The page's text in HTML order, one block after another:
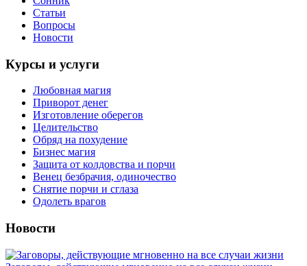
Статьи
Вопросы
Новости
Курсы и услуги
Любовная магия
Приворот денег
Изготовление оберегов
Целительство
Обряд на похудение
Бизнес магия
Защита от колдовства и порчи
Венец безбрачия, одиночество
Снятие порчи и сглаза
Одолеть врагов
Новости